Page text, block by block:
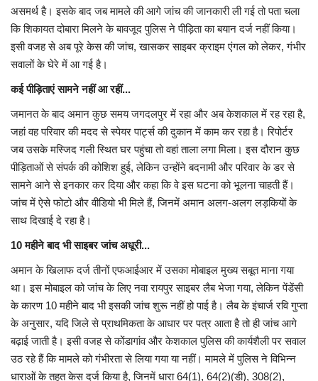
असमर्थ है। इसके बाद जब मामले की आगे जांच की जानकारी ली गई तो पता चला
कि शिकायत दोबारा मिलने के बावजूद पुलिस ने पीड़िता का बयान दर्ज नहीं किया।
इसी वजह से अब पूरे केस की जांच, खासकर साइबर क्राइम एंगल को लेकर, गंभीर
सवालों के घेरे में आ गई है।
कई पीड़िताएं सामने नहीं आ रहीं...
जमानत के बाद अमान कुछ समय जगदलपुर में रहा और अब केशकाल में रह रहा है,
जहां वह परिवार की मदद से स्पेयर पार्ट्स की दुकान में काम कर रहा है। रिपोर्टर
जब उसके मस्जिद गली स्थित घर पहुंचा तो वहां ताला लगा मिला। इस दौरान कुछ
पीड़िताओं से संपर्क की कोशिश हुई, लेकिन उन्होंने बदनामी और परिवार के डर से
सामने आने से इनकार कर दिया और कहा कि वे इस घटना को भूलना चाहती हैं।
जांच में ऐसे फोटो और वीडियो भी मिले हैं, जिनमें अमान अलग-अलग लड़कियों के
साथ दिखाई दे रहा है।
10महीने बाद भी साइबर जांच अधूरी...
अमान के खिलाफ दर्ज तीनों एफआईआर में उसका मोबाइल मुख्य सबूत माना गया
था। इस मोबाइल को जांच के लिए नवा रायपुर साइबर लैब भेजा गया, लेकिन पेंडेंसी
के कारण 10 महीने बाद भी इसकी जांच शुरू नहीं हो पाई है। लैब के इंचार्ज रवि गुप्ता
के अनुसार, यदि जिले से प्राथमिकता के आधार पर पत्र आता है तो ही जांच आगे
बढ़ाई जाती है। इसी वजह से कोंडागांव और केशकाल पुलिस की कार्यशैली पर सवाल
उठ रहे हैं कि मामले को गंभीरता से लिया गया या नहीं। मामले में पुलिस ने विभिन्न
धाराओं के तहत केस दर्ज किया है, जिनमें धारा 64(1), 64(2)(डी), 308(2),